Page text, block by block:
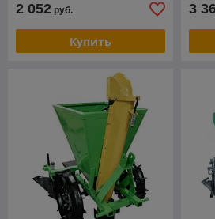
2 052 руб.
Купить
3